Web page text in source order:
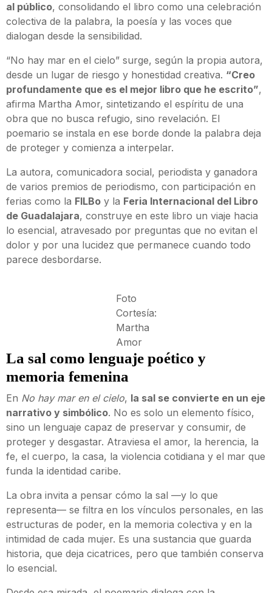
al público, consolidando el libro como una celebración
colectiva de la palabra, la poesía y las voces que
dialogan desde la sensibilidad.
“No hay mar en el cielo” surge, según la propia autora,
desde un lugar de riesgo y honestidad creativa. “Creo
profundamente que es el mejor libro que he escrito”,
afirma Martha Amor, sintetizando el espíritu de una
obra que no busca refugio, sino revelación. El
poemario se instala en ese borde donde la palabra deja
de proteger y comienza a interpelar.
La autora, comunicadora social, periodista y ganadora
de varios premios de periodismo, con participación en
ferias como la FILBo y la Feria Internacional del Libro
de Guadalajara, construye en este libro un viaje hacia
lo esencial, atravesado por preguntas que no evitan el
dolor y por una lucidez que permanece cuando todo
parece desbordarse.
Foto
Cortesía:
Martha
Amor
La sal como lenguaje poético y
memoria femenina
En No hay mar en el cielo, la sal se convierte en un eje
narrativo y simbólico. No es solo un elemento físico,
sino un lenguaje capaz de preservar y consumir, de
proteger y desgastar. Atraviesa el amor, la herencia, la
fe, el cuerpo, la casa, la violencia cotidiana y el mar que
funda la identidad caribe.
La obra invita a pensar cómo la sal —y lo que
representa— se filtra en los vínculos personales, en las
estructuras de poder, en la memoria colectiva y en la
intimidad de cada mujer. Es una sustancia que guarda
historia, que deja cicatrices, pero que también conserva
lo esencial.